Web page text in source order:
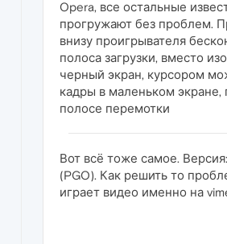
Opera, все остальные
прогружают без проблем.
внизу проигрывателя
полоса загрузки, вместо
черный экран, курсором
кадры в маленьком экране,
полосе перемотки
Вот всё тоже самое.
(PGO). Как решить то
играет видео именно на